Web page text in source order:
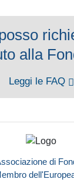
alla
Leggi le FAQ
di